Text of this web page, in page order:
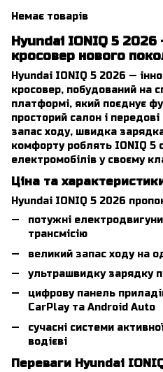
Немає товарів
Hyundai IONIQ 5 2026
кросовер нового
Hyundai IONIQ 5 2026 —
кросовер, побудований на
платформі, який поєднує
просторий салон і
запас ходу, швидка
комфорту роблять IONIQ 5
електромобілів у своєму
Ціна та
Hyundai IONIQ 5 2026
потужні
трансмісію
великий запас ходу на
ультрашвидку зарядку
цифрову панель
CarPlay та Android Auto
сучасні системи
водієві
Переваги Hyundai